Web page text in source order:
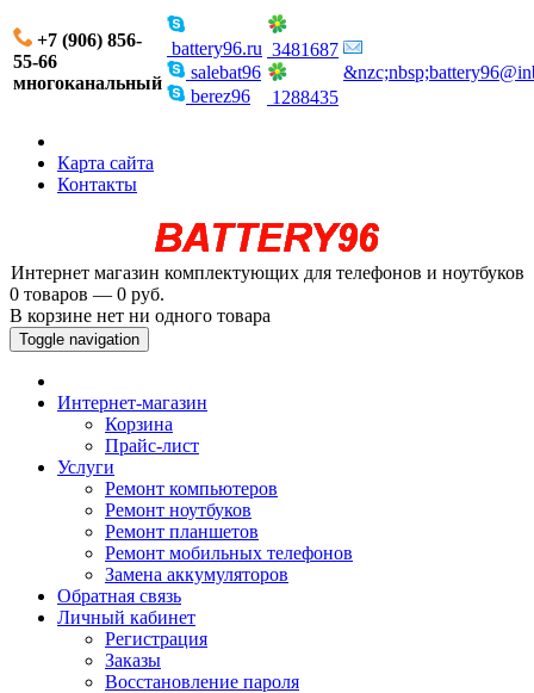
+7 (906) 856-
55-66
многоканальный
battery96.ru
salebat96
berez96
3481687
1288435
Карта сайта
Контакты
Интернет магазин комплектующих для телефонов и ноутбуков
0 товаров — 0 руб.
В корзине нет ни одного товара
Toggle navigation
Интернет-магазин
Корзина
Прайс-лист
Услуги
Ремонт компьютеров
Ремонт ноутбуков
Ремонт планшетов
Ремонт мобильных телефонов
Замена аккумуляторов
Обратная связь
Личный кабинет
Регистрация
Заказы
Восстановление пароля